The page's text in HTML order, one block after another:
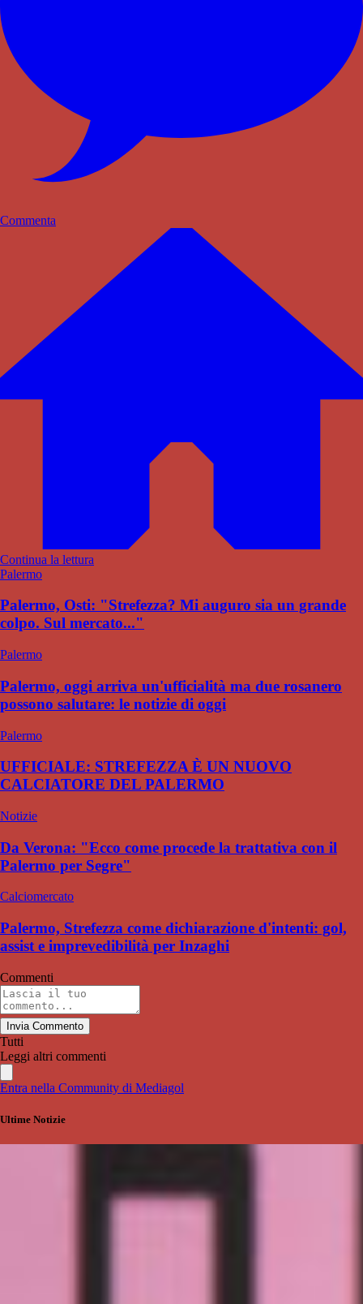
Commenta
Continua la lettura
Palermo
Palermo, Osti: "Strefezza? Mi auguro sia un grande
colpo. Sul mercato..."
Palermo
Palermo, oggi arriva un'ufficialità ma due rosanero
possono salutare: le notizie di oggi
Palermo
UFFICIALE: STREFEZZA È UN NUOVO
CALCIATORE DEL PALERMO
Notizie
Da Verona: "Ecco come procede la trattativa con il
Palermo per Segre"
Calciomercato
Palermo, Strefezza come dichiarazione d'intenti: gol,
assist e imprevedibilità per Inzaghi
Commenti
Invia Commento
Tutti
Leggi altri commenti
Entra nella Community di Mediagol
Ultime Notizie